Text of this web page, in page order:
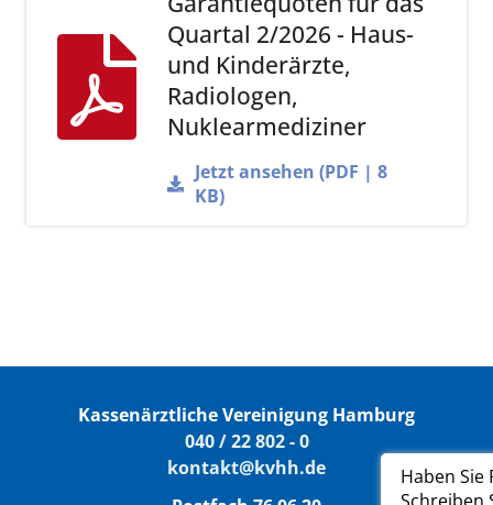
Haben Sie
Quartal 2/2026 - Haus-
und Kinderärzte,
Radiologen,
Nuklearmediziner
Jetzt ansehen (PDF | 8
KB)
Kassenärztliche Vereinigung Hamburg
040 / 22 802 - 0
kontakt@kvhh.de